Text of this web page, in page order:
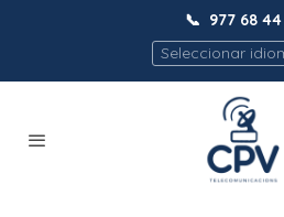
📞 977 68
Seleccionar